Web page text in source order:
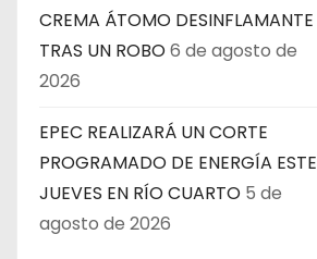
CREMA ÁTOMO DESINFLAMANTE
TRAS UN ROBO6 de agosto de
2026
EPEC REALIZARÁ UN CORTE
PROGRAMADO DE ENERGÍA ESTE
JUEVES EN RÍO CUARTO 5 de
agosto de 2026